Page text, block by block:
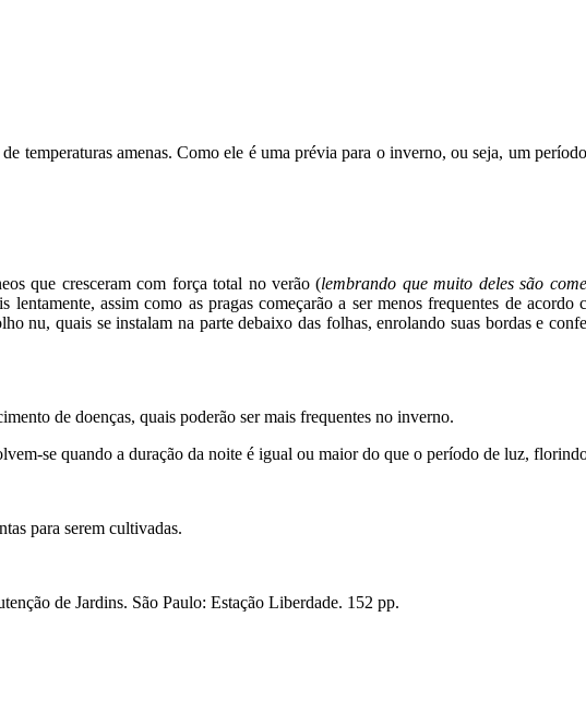
temperaturas amenas. Como ele é uma prévia para o inverno, ou seja, um
que cresceram com força total no verão (lembrando que muito deles são
assim como as pragas começarão a ser menos frequentes de
nu, quais se instalam na parte debaixo das folhas, enrolando suas bordas e
de doenças, quais poderão ser mais frequentes no inverno.
se quando a duração da noite é igual ou maior do que o período de luz,
para serem cultivadas.
de Jardins. São Paulo: Estação Liberdade. 152 pp.